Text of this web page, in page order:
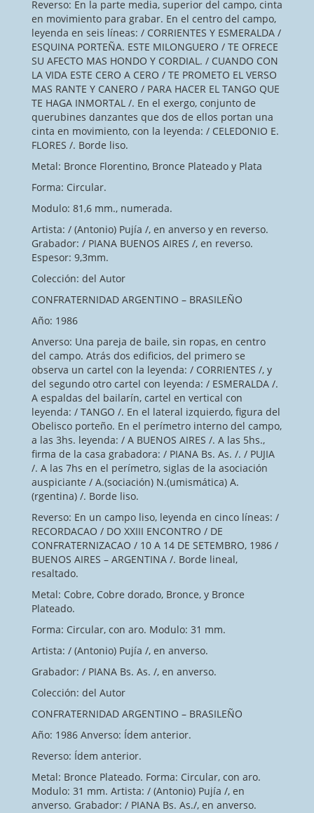
Reverso: En la parte media, superior del campo, cinta
en movimiento para grabar. En el centro del campo,
leyenda en seis líneas: / CORRIENTES Y ESMERALDA /
ESQUINA PORTEÑA. ESTE MILONGUERO / TE OFRECE
SU AFECTO MAS HONDO Y CORDIAL. / CUANDO CON
LA VIDA ESTE CERO A CERO / TE PROMETO EL VERSO
MAS RANTE Y CANERO / PARA HACER EL TANGO QUE
TE HAGA INMORTAL /. En el exergo, conjunto de
querubines danzantes que dos de ellos portan una
cinta en movimiento, con la leyenda: / CELEDONIO E.
FLORES /. Borde liso.
Metal: Bronce Florentino, Bronce Plateado y Plata
Forma: Circular.
Modulo: 81,6 mm., numerada.
Artista: / (Antonio) Pujía /, en anverso y en reverso.
Grabador: / PIANA BUENOS AIRES /, en reverso.
Espesor: 9,3mm.
Colección: del Autor
CONFRATERNIDAD ARGENTINO – BRASILEÑO
Año: 1986
Anverso: Una pareja de baile, sin ropas, en centro
del campo. Atrás dos edificios, del primero se
observa un cartel con la leyenda: / CORRIENTES /, y
del segundo otro cartel con leyenda: / ESMERALDA /.
A espaldas del bailarín, cartel en vertical con
leyenda: / TANGO /. En el lateral izquierdo, figura del
Obelisco porteño. En el perímetro interno del campo,
a las 3hs. leyenda: / A BUENOS AIRES /. A las 5hs.,
firma de la casa grabadora: / PIANA Bs. As. /. / PUJIA
/. A las 7hs en el perímetro, siglas de la asociación
auspiciante / A.(sociación) N.(umismática) A.
(rgentina) /. Borde liso.
Reverso: En un campo liso, leyenda en cinco líneas: /
RECORDACAO / DO XXIII ENCONTRO / DE
CONFRATERNIZACAO / 10 A 14 DE SETEMBRO, 1986 /
BUENOS AIRES – ARGENTINA /. Borde lineal,
resaltado.
Metal: Cobre, Cobre dorado, Bronce, y Bronce
Plateado.
Forma: Circular, con aro. Modulo: 31 mm.
Artista: / (Antonio) Pujía /, en anverso.
Grabador: / PIANA Bs. As. /, en anverso.
Colección: del Autor
CONFRATERNIDAD ARGENTINO – BRASILEÑO
Año: 1986 Anverso: Ídem anterior.
Reverso: Ídem anterior.
Metal: Bronce Plateado. Forma: Circular, con aro.
Modulo: 31 mm. Artista: / (Antonio) Pujía /, en
anverso. Grabador: / PIANA Bs. As./, en anverso.